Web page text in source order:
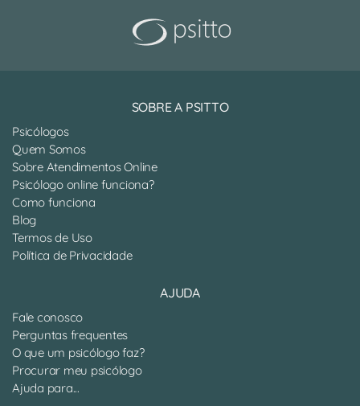
SOBRE A PSITTO
Psicólogos
Quem Somos
Sobre Atendimentos Online
Psicólogo online funciona?
Como funciona
Blog
Termos de Uso
Política de Privacidade
AJUDA
Fale conosco
Perguntas frequentes
O que um psicólogo faz?
Procurar meu psicólogo
Ajuda para...